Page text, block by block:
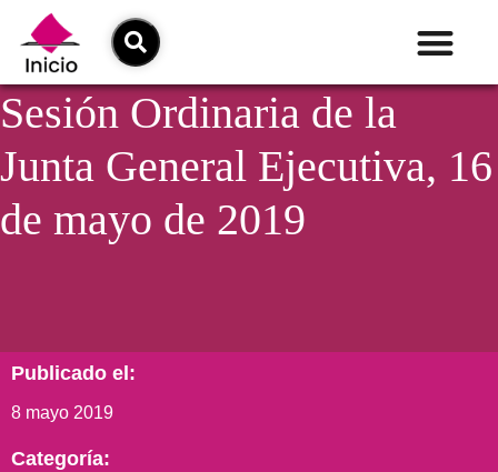
Sesión Ordinaria de la
Junta General Ejecutiva, 16
de mayo de 2019
Publicado el:
8 mayo 2019
Categoría: